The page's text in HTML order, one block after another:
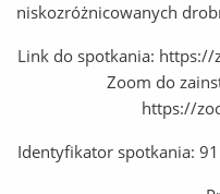
niskozróżnicowanych
Link do spotkania:
Zoom do
https://
Identyfikator spotkania: